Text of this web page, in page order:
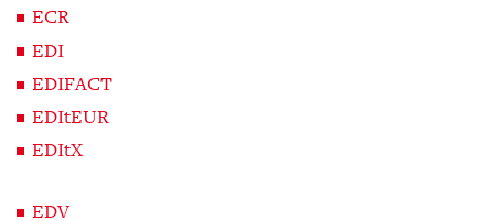
ECR
EDI
EDIFACT
EDItEUR
EDItX
EDV